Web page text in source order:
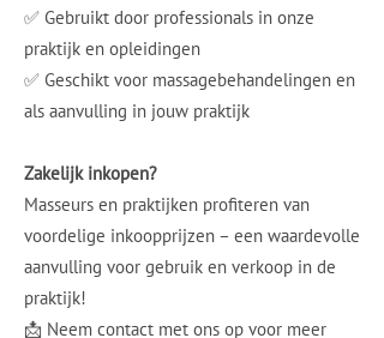
✅ Gebruikt door professionals in onze
praktijk en opleidingen
✅ Geschikt voor massagebehandelingen en
als aanvulling in jouw praktijk
Zakelijk inkopen?
Masseurs en praktijken profiteren van
voordelige inkoopprijzen – een waardevolle
aanvulling voor gebruik en verkoop in de
praktijk!
📩 Neem contact met ons op voor meer